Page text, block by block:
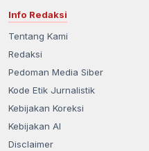
Info Redaksi
Tentang Kami
Redaksi
Pedoman Media Siber
Kode Etik Jurnalistik
Kebijakan Koreksi
Kebijakan AI
Disclaimer